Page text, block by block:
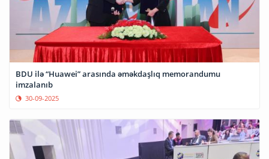
BDU ilə “Huawei” arasında əməkdaşlıq memorandumu
imzalanıb
30-09-2025